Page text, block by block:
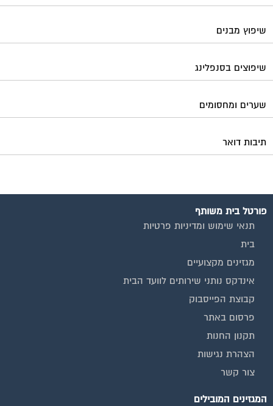
שיפוץ מבנים
שיפוצים בסנפלינג
שערים ומחסומים
תיבות דואר
פורטל בית משותף
תנאי שימוש ומדיניות פרטיות
בית
מגזינים מקצועיים
אינדקס נותני שירותים לוועד הבית
קבוצת הפייסבוק
פרסום באתר
תקנון החנות
הצהרת נגישות
צור קשר
המגזינים המובילים